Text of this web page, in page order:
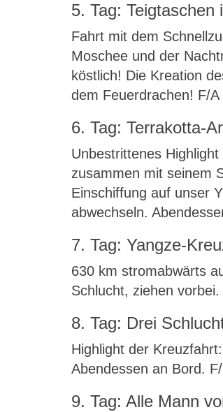
5. Tag: Teigtaschen
Fahrt mit dem
Moschee und der
köstlich! Die Kreation
dem Feuerdrachen! F/A
6. Tag: Terrakotta-
Unbestrittenes
zusammen mit seinem
Einschiffung auf unser
abwechseln.
7. Tag: Yangze-
630 km stromabwärts
Schlucht, ziehen
8. Tag: Drei
Highlight der
Abendessen an Bord.
9. Tag: Alle Mann